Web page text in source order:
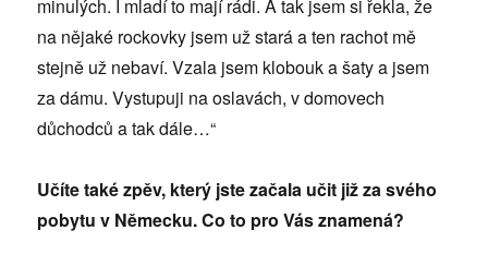
minulých. I mladí to mají rádi. A tak jsem si řekla, že
na nějaké rockovky jsem už stará a ten rachot mě
stejně už nebaví. Vzala jsem klobouk a šaty a jsem
za dámu. Vystupuji na oslavách, v domovech
důchodců a tak dále…“
Učíte také zpěv, který jste začala učit již za svého
pobytu v Německu. Co to pro Vás znamená?